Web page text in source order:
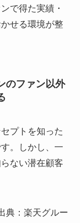
で得た実績・
せる環境が整
のファン以外
プトを知った
。しかし、一
ない潜在顧客
典：楽天グルー